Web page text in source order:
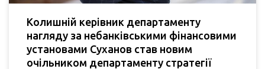
Колишній керівник департаменту
нагляду за небанківськими фінансовими
установами Суханов став новим
очільником департаменту стратегії